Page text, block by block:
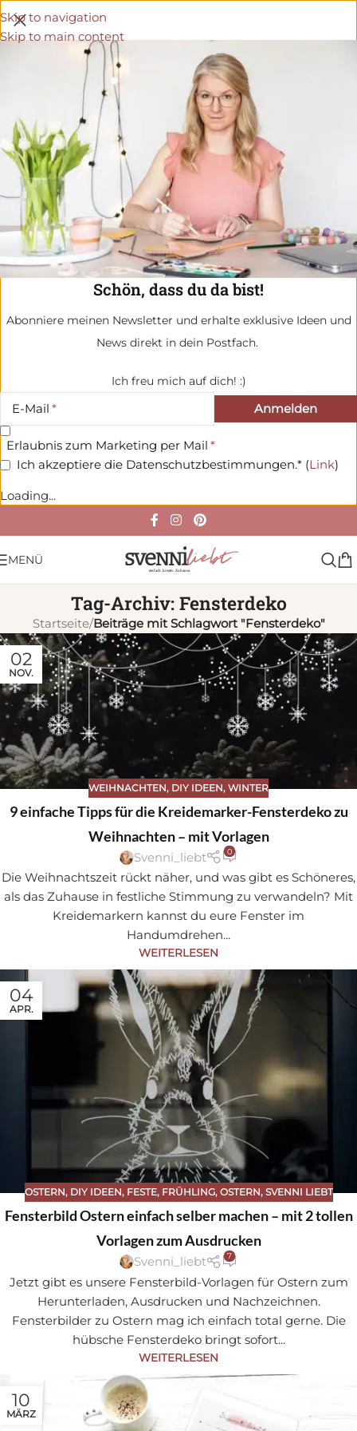
Schön, dass du da bist!
Abonniere meinen Newsletter und erhalte exklusive Ideen und
News direkt in dein Postfach.
Ich freu mich auf dich! :)
E-Mail
Erlaubnis zum Marketing per Mail
Ich akzeptiere die Datenschutzbestimmungen.* (Link)
Loading...
Skip to navigation
Skip to main content
MENÜ
Tag-Archiv: Fensterdeko
Startseite/Beiträge mit Schlagwort "Fensterdeko"
02
NOV.
WEIHNACHTEN, DIY IDEEN, WINTER
9 einfache Tipps für die Kreidemarker-Fensterdeko zu
Weihnachten – mit Vorlagen
Svenni_liebt
Sa
0
Die Weihnachtszeit rückt näher, und was gibt es Schöneres,
als das Zuhause in festliche Stimmung zu verwandeln? Mit
Kreidemarkern kannst du eure Fenster im
Handumdrehen...
WEITERLESEN
04
APR.
OSTERN, DIY IDEEN, FESTE, FRÜHLING, OSTERN, SVENNI LIEBT
Fensterbild Ostern einfach selber machen – mit 2 tollen
Vorlagen zum Ausdrucken
Svenni_liebt
Sa
7
Jetzt gibt es unsere Fensterbild-Vorlagen für Ostern zum
Herunterladen, Ausdrucken und Nachzeichnen.
Fensterbilder zu Ostern mag ich einfach total gerne. Die
hübsche Fensterdeko bringt sofort...
WEITERLESEN
10
MÄRZ